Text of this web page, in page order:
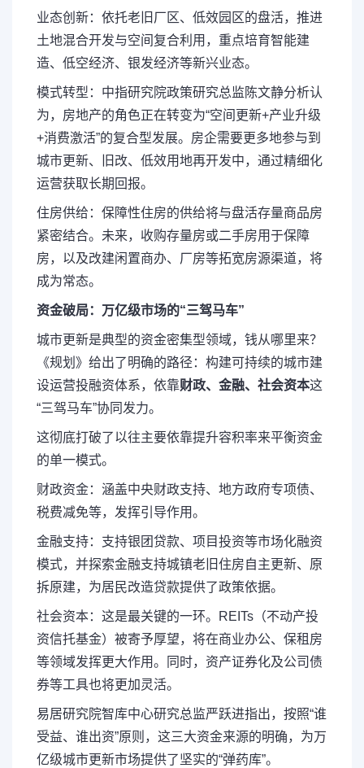
业态创新：依托老旧厂区、低效园区的盘活，推进
土地混合开发与空间复合利用，重点培育智能建
造、低空经济、银发经济等新兴业态。
模式转型 ：中指研究院政策研究总监陈文静分析认
为，房地产的角色正在转变为“空间更新+产业升级
+消费激活”的复合型发展。房企需要更多地参与到
城市更新、旧改、低效用地再开发中，通过精细化
运营获取长期回报。
住房供给 ：保障性住房的供给将与盘活存量商品房
紧密结合。未来，收购存量房或二手房用于保障
房，以及改建闲置商办、厂房等拓宽房源渠道，将
成为常态。
资金破局：万亿级市场的“三驾马车”
城市更新是典型的资金密集型领域，钱从哪里来？
《规划》给出了明确的路径：构建可持续的城市建
设运营投融资体系，依靠财政、金融、社会资本这
“三驾马车”协同发力。
这彻底打破了以往主要依靠提升容积率来平衡资金
的单一模式。
财政资金：涵盖中央财政支持、地方政府专项债、
税费减免等，发挥引导作用。
金融支持：支持银团贷款、项目投资等市场化融资
模式，并探索金融支持城镇老旧住房自主更新、原
拆原建，为居民改造贷款提供了政策依据。
社会资本：这是最关键的一环。
REITs（不动产投
资信托基金） 被寄予厚望，将在商业办公、保租房
等领域发挥更大作用。同时，资产证券化及公司债
券等工具也将更加灵活。
易居研究院智库中心研究总监严跃进指出，按照“谁
受益、谁出资”原则，这三大资金来源的明确，为万
亿级城市更新市场提供了坚实的“弹药库”。